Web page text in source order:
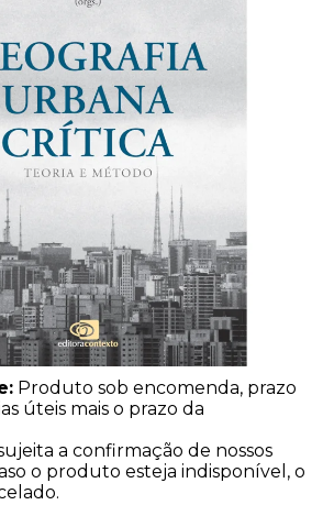
Produto sob encomenda, prazo
úteis mais o prazo da
a confirmação de nossos
o produto esteja indisponível, o